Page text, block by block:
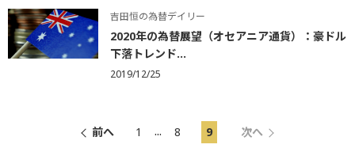
吉田恒の為替デイリー
2020年の為替展望（オセアニア通貨）：豪ドル
下落トレンド...
2019/12/25
前へ 1 ... 8 9 次へ